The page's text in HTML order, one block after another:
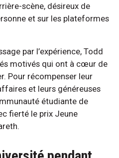
scène, désireux de
et sur les plateformes
par l’expérience, Todd
motivés qui ont à cœur de
Pour récompenser leur
et leurs généreuses
étudiante de
fierté le prix Jeune